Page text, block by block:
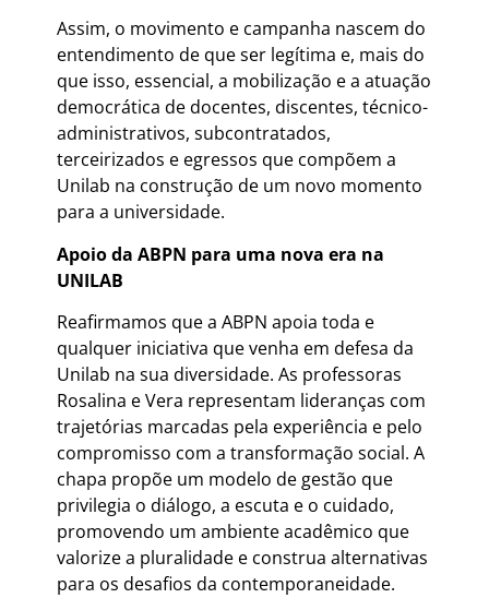
Assim, o movimento e campanha nascem do
entendimento de que ser legítima e, mais do
que isso, essencial, a mobilização e a atuação
democrática de docentes, discentes, técnico-
administrativos, subcontratados,
terceirizados e egressos que compõem a
Unilab na construção de um novo momento
para a universidade.
Apoio da ABPN para uma nova era na
UNILAB
Reafirmamos que a ABPN apoia toda e
qualquer iniciativa que venha em defesa da
Unilab na sua diversidade. As professoras
Rosalina e Vera representam lideranças com
trajetórias marcadas pela experiência e pelo
compromisso com a transformação social. A
chapa propõe um modelo de gestão que
privilegia o diálogo, a escuta e o cuidado,
promovendo um ambiente acadêmico que
valorize a pluralidade e construa alternativas
para os desafios da contemporaneidade.